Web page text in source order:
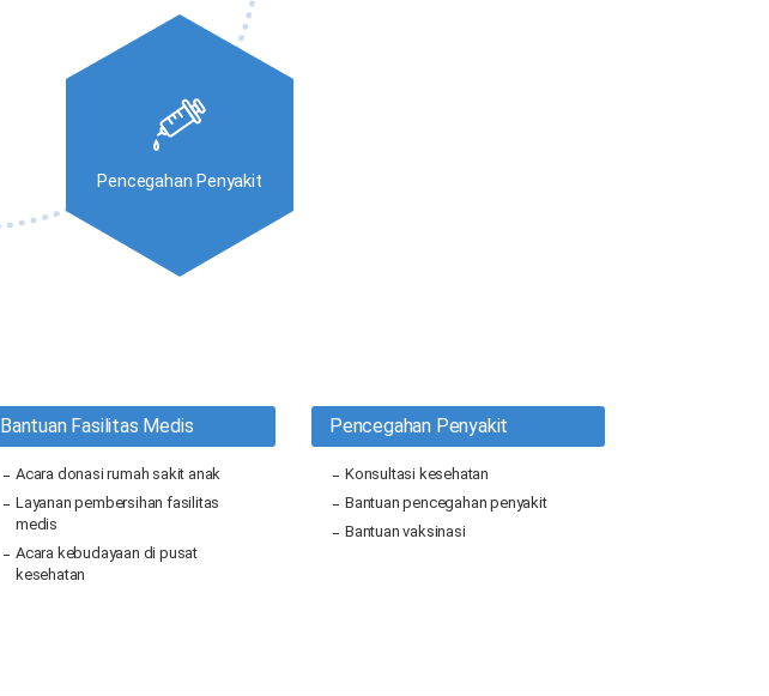
Pencegahan Penyakit
Bantuan Fasilitas Medis
Acara donasi rumah sakit anak
Layanan pembersihan fasilitas
medis
Acara kebudayaan di pusat
kesehatan
Pencegahan Penyakit
Konsultasi kesehatan
Bantuan pencegahan penyakit
Bantuan vaksinasi